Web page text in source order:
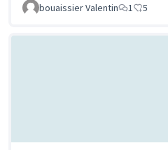
bouaissier Valentin
1 5